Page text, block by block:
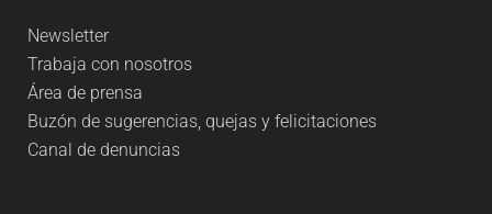
Newsletter
Trabaja con nosotros
Área de prensa
Buzón de sugerencias, quejas y felicitaciones
Canal de denuncias